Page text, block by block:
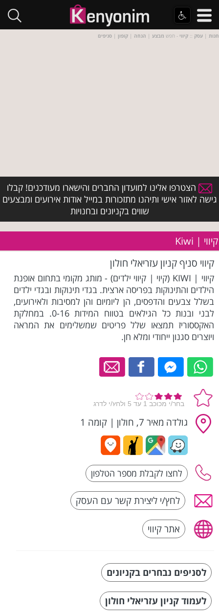
חנות | עסק :: קיווי - חפש מבצע | הנחה | קופון | סניפים
הצטרפו אלינו למועדון החברים והישארו מעודכנים! קבלו
גישה לאזור אישי ותיהנו מתזכורות במייל אודות אירועים ומבצעים
שווים בקניונים ובחנויות
קיווי | Kiwi
קיווי סניף קניון עזריאלי חולון
קיווי | KIWI (קיוי | קיווי ילדים) - מותג מקומי בתחום אופנת
הילדים והתינוקות בפריסה ארצית. בגדי תינוקות ובגדי ילדים
בשלל צבעים והדפסים, הן ליומיום והן למסיבות ולאירועים,
לבני ובנות כל הגילאים בטווח המידות 0-16. במחלקת
האקססוריז תמצאו שלל פריטים שמשלימים את המראה
ויוצרים סגנון ייחודי ומלא חן.
גולדה מאיר 7, חולון | קומה 1
לחץ/י ליצירת קשר עם העסק
אתר קיווי
לסניפים נבחרים בקניונים
לעמוד קניון עזריאלי חולון